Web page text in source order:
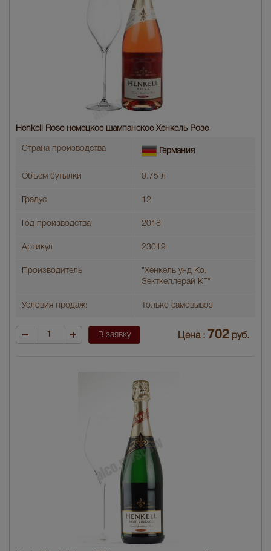
Henkell Rose немецкое шампанское Хенкель Розе
Страна производства Германия
Объем бутылки 0.75 л
Градус 12
Год производства 2018
Артикул 23019
Производитель
"Хенкель унд Ко.
Зекткеллерай КГ"
Условия продаж: Только самовывоз
В заявку Цена : 702 руб.